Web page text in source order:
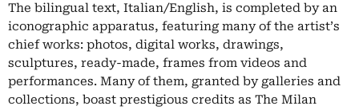
The bilingual text, Italian/English, is completed by an
iconographic apparatus, featuring many of the artist’s
chief works: photos, digital works, drawings,
sculptures, ready-made, frames from videos and
performances. Many of them, granted by galleries and
collections, boast prestigious credits as The Milan